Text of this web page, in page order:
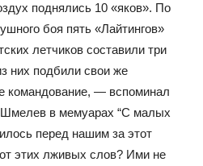
поднялись 10 «яков». По
боя пять «Лайтингов»
летчиков составили три
них подбили свои же
командование, — вспоминал
в мемуарах “С малых
перед нашим за этот
этих лживых слов? Ими не